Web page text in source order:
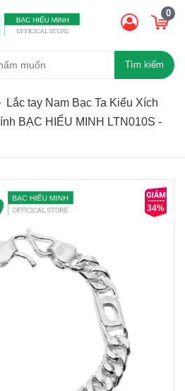
0
Tìm kiếm
Lắc tay Nam Bạc Ta Kiểu Xích
BẠC HIỂU MINH LTN010S -
34%